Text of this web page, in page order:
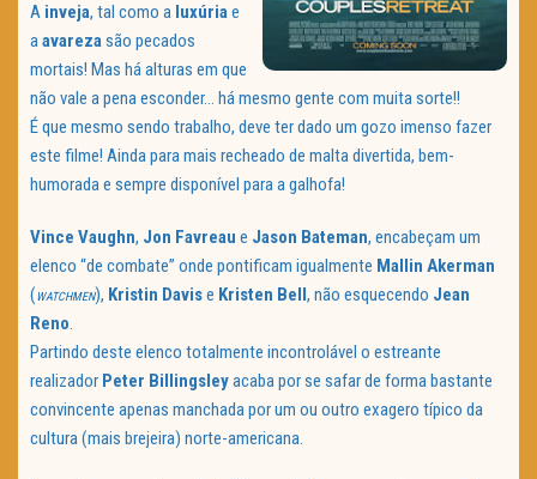
A inveja, tal como a luxúriae
aavarezasão pecados
mortais! Mas há alturas em que
não vale a pena esconder… há mesmo gente com muita sorte!!
É que mesmo sendo trabalho, deve ter dado um gozo imenso fazer
este filme! Ainda para mais recheado de malta divertida, bem-
humorada e sempre disponível para a galhofa!
Vince Vaughn, Jon Favreau e Jason Bateman, encabeçam um
elenco “de combate” onde pontificam igualmente Mallin Akerman
(WATCHMEN), Kristin Davise Kristen Bell, não esquecendo Jean
Reno.
Partindo deste elenco totalmente incontrolável o estreante
realizador Peter Billingsleyacaba por se safar de forma bastante
convincente apenas manchada por um ou outro exagero típico da
cultura (mais brejeira) norte-americana.